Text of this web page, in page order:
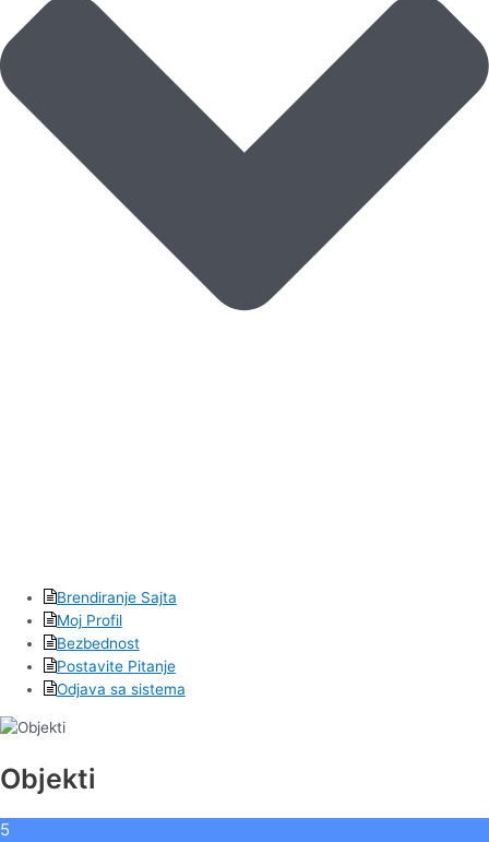
Brendiranje Sajta
Moj Profil
Bezbednost
Postavite Pitanje
Odjava sa sistema
Objekti
5